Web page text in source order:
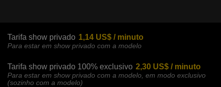
Tarifa show privado 1,14 US$ / minuto
Para estar em show privado com a modelo
Tarifa show privado 100% exclusivo 2,30 US$ / minuto
Para estar em show privado com a modelo, em modo exclusivo
(sozinho com a modelo)